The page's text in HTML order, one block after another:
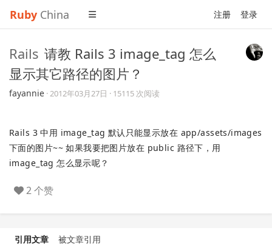
Ruby China 注册 登录
Rails 请教 Rails 3 image_tag 怎么
显示其它路径的图片？
fayannie ·2012年03月27日 · 15115 次阅读
Rails 3 中用 image_tag 默认只能显示放在 app/assets/images
下面的图片~~ 如果我要把图片放在 public 路径下，用
image_tag 怎么显示呢？
2 个赞
引用文章
被文章引用